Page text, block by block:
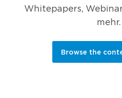
Whitepapers,
mehr.
Browse the